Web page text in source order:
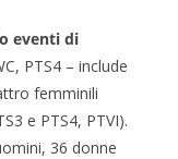
eventi di
PTS4 – include
femminili
e PTS4, PTVI).
36 donne